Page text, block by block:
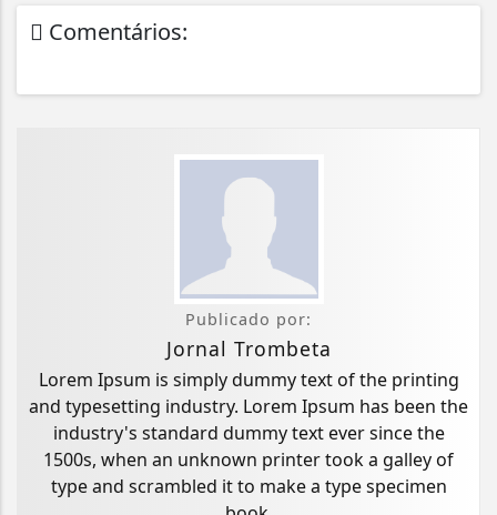
Comentários:
Publicado por:
Jornal Trombeta
Lorem Ipsum is simply dummy text of the printing
and typesetting industry. Lorem Ipsum has been the
industry's standard dummy text ever since the
1500s, when an unknown printer took a galley of
type and scrambled it to make a type specimen